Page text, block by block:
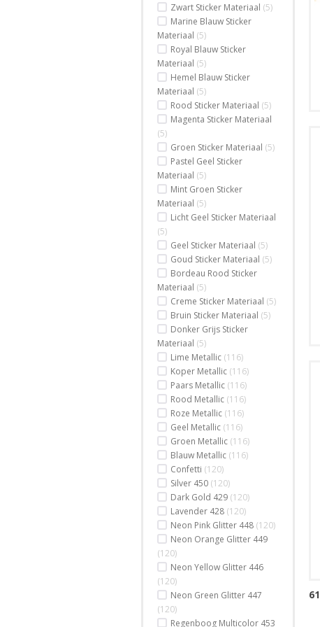
Zwart Sticker Materiaal (5)
Marine Blauw Sticker
Materiaal (5)
Royal Blauw Sticker
Materiaal (5)
Hemel Blauw Sticker
Materiaal (5)
Rood Sticker Materiaal (5)
Magenta Sticker Materiaal
(5)
Groen Sticker Materiaal (5)
Pastel Geel Sticker
Materiaal (5)
Mint Groen Sticker
Materiaal (5)
Licht Geel Sticker Materiaal
(5)
Geel Sticker Materiaal (5)
Goud Sticker Materiaal (5)
Bordeau Rood Sticker
Materiaal (5)
Creme Sticker Materiaal (5)
Bruin Sticker Materiaal (5)
Donker Grijs Sticker
Materiaal (5)
Lime Metallic (116)
Koper Metallic (116)
Paars Metallic (116)
Rood Metallic (116)
Roze Metallic (116)
Geel Metallic (116)
Groen Metallic (116)
Blauw Metallic (116)
Confetti (120)
Silver 450 (120)
Dark Gold 429 (120)
Lavender 428 (120)
Neon Pink Glitter 448 (120)
Neon Orange Glitter 449
(120)
Neon Yellow Glitter 446
(120)
Neon Green Glitter 447
(120)
Regenboog Multicolor 453
61